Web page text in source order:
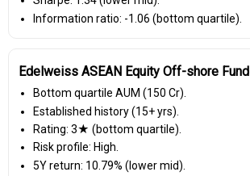
Information ratio: -1.06 (bottom quartile).
Edelweiss ASEAN Equity Off-shore Fund
Bottom quartile AUM (₹150 Cr).
Established history (15+ yrs).
Rating: 3★ (bottom quartile).
Risk profile: High.
5Y return: 10.79% (lower mid).